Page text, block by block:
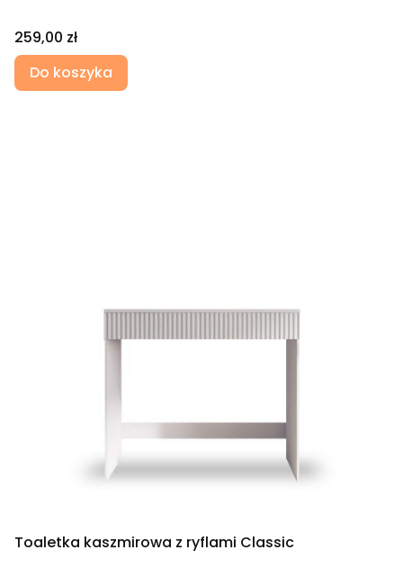
Cena
259,00 zł
Do koszyka
Toaletka kaszmirowa z ryflami Classic